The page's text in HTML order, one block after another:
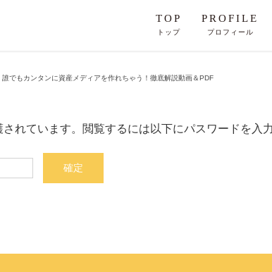
TOP
トップ
PROFILE
プロフィール
でもカンタンに資産メディアを作れちゃう！徹底解説動画＆PDF
れています。閲覧するには以下にパスワードを入